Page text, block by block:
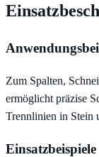
Zum Spalten,
ermöglicht präzise
Trennlinien in Stein
Einsatzbeispiele